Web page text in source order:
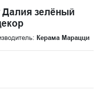
Далия зелёный
Керама Марацци